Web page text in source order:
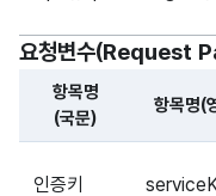
요청변수(Request
항목명
(국문)
항목명(
인증키